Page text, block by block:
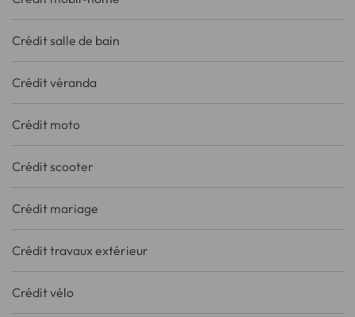
Crédit salle de bain
Crédit véranda
Crédit moto
Crédit scooter
Crédit mariage
Crédit travaux extérieur
Crédit vélo